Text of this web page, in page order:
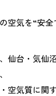
空気を“安
仙台・気仙
空気質に関